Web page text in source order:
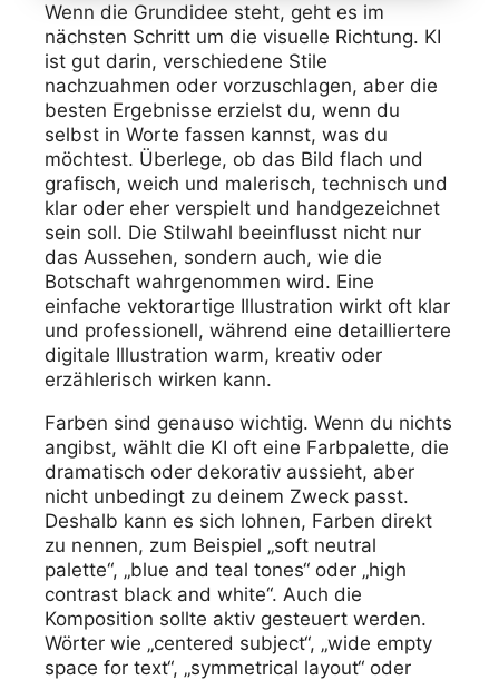
Wenn die Grundidee steht, geht es im
nächsten Schritt um die visuelle Richtung. KI
ist gut darin, verschiedene Stile
nachzuahmen oder vorzuschlagen, aber die
besten Ergebnisse erzielst du, wenn du
selbst in Worte fassen kannst, was du
möchtest. Überlege, ob das Bild flach und
grafisch, weich und malerisch, technisch und
klar oder eher verspielt und handgezeichnet
sein soll. Die Stilwahl beeinflusst nicht nur
das Aussehen, sondern auch, wie die
Botschaft wahrgenommen wird. Eine
einfache vektorartige Illustration wirkt oft klar
und professionell, während eine detailliertere
digitale Illustration warm, kreativ oder
erzählerisch wirken kann.
Farben sind genauso wichtig. Wenn du nichts
angibst, wählt die KI oft eine Farbpalette, die
dramatisch oder dekorativ aussieht, aber
nicht unbedingt zu deinem Zweck passt.
Deshalb kann es sich lohnen, Farben direkt
zu nennen, zum Beispiel „soft neutral
palette“, „blue and teal tones“ oder „high
contrast black and white“. Auch die
Komposition sollte aktiv gesteuert werden.
Wörter wie „centered subject“, „wide empty
space for text“, „symmetrical layout“ oder